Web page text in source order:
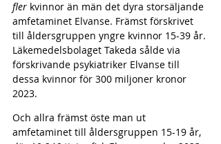
fler kvinnor än män det dyra storsäljande
amfetaminet Elvanse. Främst förskrivet
till åldersgruppen yngre kvinnor 15-39 år.
Läkemedelsbolaget Takeda sålde via
förskrivande psykiatriker Elvanse till
dessa kvinnor för 300 miljoner kronor
2023.
Och allra främst öste man ut
amfetaminet till åldersgruppen 15-19 år,